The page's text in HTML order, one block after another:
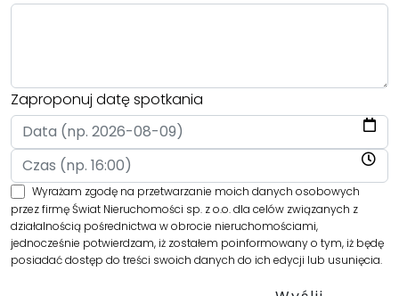
Zaproponuj datę spotkania
Wyrażam zgodę na przetwarzanie moich danych osobowych
przez firmę Świat Nieruchomości sp. z o.o. dla celów związanych z
działalnością pośrednictwa w obrocie nieruchomościami,
jednocześnie potwierdzam, iż zostałem poinformowany o tym, iż będę
posiadać dostęp do treści swoich danych do ich edycji lub usunięcia.